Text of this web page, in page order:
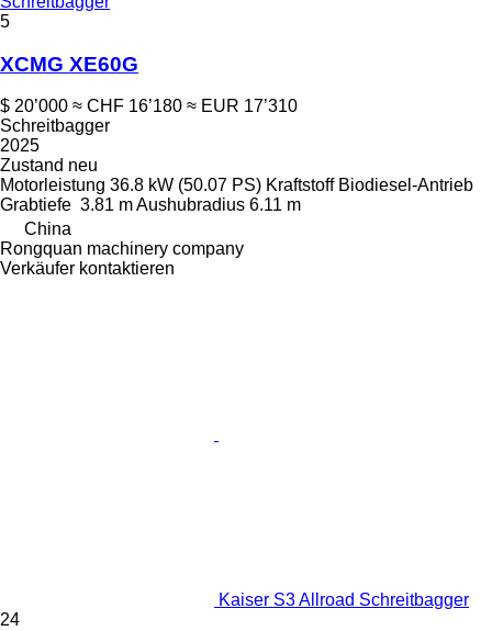
5
XCMG XE60G
$ 20’000 ≈ CHF 16’180 ≈ EUR 17’310
Schreitbagger
2025
Zustand neu
Motorleistung 36.8 kW (50.07 PS) Kraftstoff Biodiesel-Antrieb
Grabtiefe 3.81 mAushubradius 6.11 m
China
Rongquan machinery company
Verkäufer kontaktieren
Kaiser S3 Allroad Schreitbagger
24